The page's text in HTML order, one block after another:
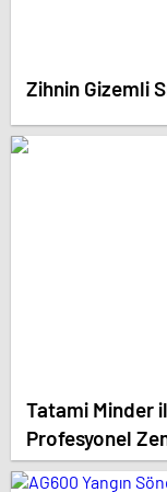
Zihnin Gizemli
Tatami Minder
Profesyonel